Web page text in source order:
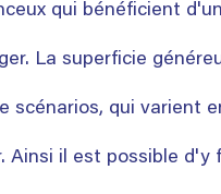
qui bénéficient
La superficie
scénarios, qui varient
Ainsi il est possible